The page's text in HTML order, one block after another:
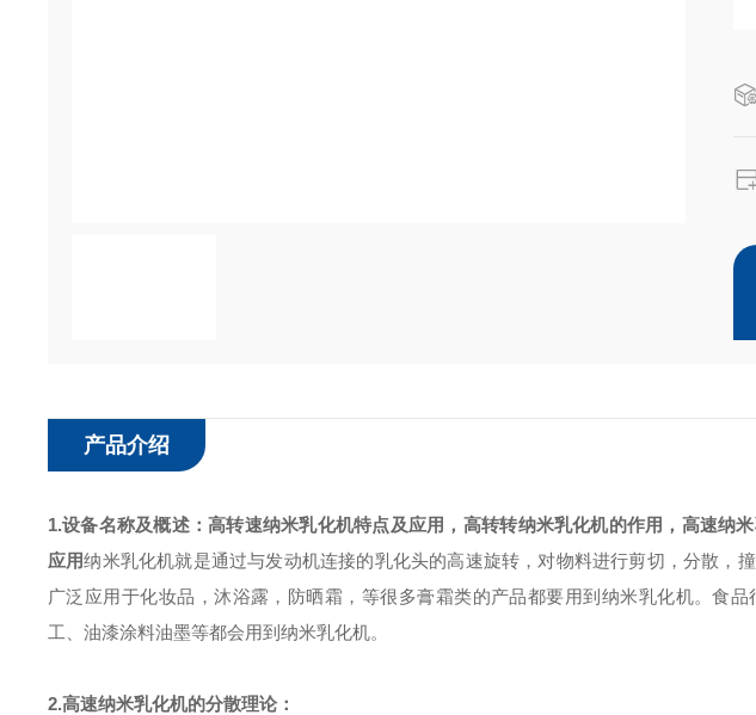
产品介绍
1.设备名称及概述：高转速纳米乳化机特点及应用，高转转纳米乳化机的作用，高速纳
应用纳米乳化机就是通过与发动机连接的乳化头的高速旋转，对物料进行剪切，分散，
广泛应用于化妆品，沐浴露，防晒霜，等很多膏霜类的产品都要用到纳米乳化机。食
工、油漆涂料油墨等都会用到纳米乳化机。
2.高速纳米乳化机的分散理论：